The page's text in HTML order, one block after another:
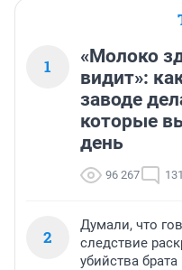
1
«Молоко
видит»:
заводе
которые
день
96 267 131
2
Думали, что
следствие
убийства